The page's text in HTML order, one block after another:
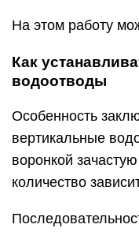
На этом работу
Как
водоотводы
Особенность
вертикальные
воронкой
количество